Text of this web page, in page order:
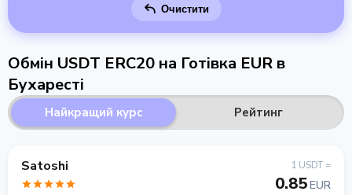
Очистити
Обмін USDT ERC20 на Готівка EUR в
Бухаресті
Найкращий курс Рейтинг
Satoshi 1 USDT =
0.85EUR